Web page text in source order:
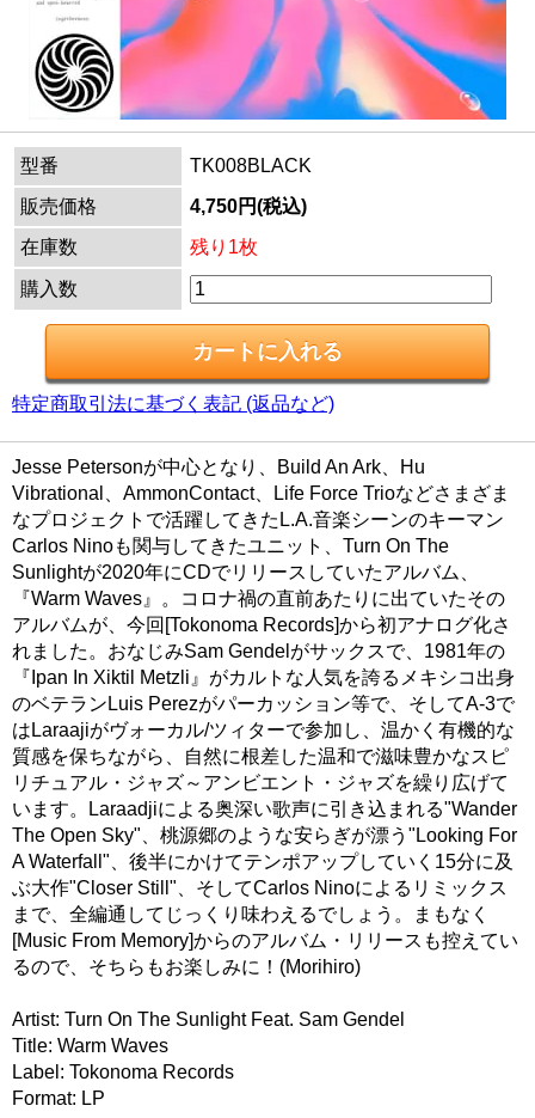
型番
TK008BLACK
販売価格
4,750円(税込)
在庫数
残り1枚
購入数
特定商取引法に基づく表記 (返品など)
Jesse Petersonが中心となり、Build An Ark、Hu
Vibrational、AmmonContact、Life Force Trioなどさまざま
なプロジェクトで活躍してきたL.A.音楽シーンのキーマン
Carlos Ninoも関与してきたユニット、Turn On The
Sunlightが2020年にCDでリリースしていたアルバム、
『Warm Waves』。コロナ禍の直前あたりに出ていたその
アルバムが、今回[Tokonoma Records]から初アナログ化さ
れました。おなじみSam Gendelがサックスで、1981年の
『Ipan In Xiktil Metzli』がカルトな人気を誇るメキシコ出身
のベテランLuis Perezがパーカッション等で、そしてA-3で
はLaraajiがヴォーカル/ツィターで参加し、温かく有機的な
質感を保ちながら、自然に根差した温和で滋味豊かなスピ
リチュアル・ジャズ～アンビエント・ジャズを繰り広げて
います。Laraadjiによる奥深い歌声に引き込まれる"Wander
The Open Sky"、桃源郷のような安らぎが漂う"Looking For
A Waterfall"、後半にかけてテンポアップしていく15分に及
ぶ大作"Closer Still"、そしてCarlos Ninoによるリミックス
まで、全編通してじっくり味わえるでしょう。まもなく
[Music From Memory]からのアルバム・リリースも控えてい
るので、そちらもお楽しみに！(Morihiro)
Artist: Turn On The Sunlight Feat. Sam Gendel
Title: Warm Waves
Label: Tokonoma Records
Format: LP